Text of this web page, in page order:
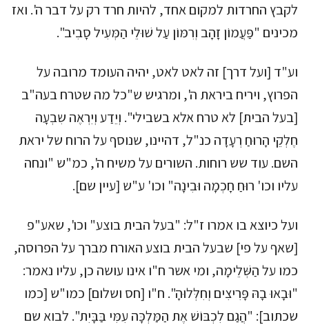
לקבץ החרדות למקום אחד, להיות חרד רק על דבר ה'. ואז
מכינים "פַּעֲמוֹן זָהָב וְרִמּוֹן עַל שׁוּלֵי הַמְּעִיל סָבִיב".
וע"ד [ועל דרך] זה לאט לאט, יהיה העומד מרובה על
הפרוץ, ויריח ביראת ה', ומרגיש ש"כל מה שטרח בעה"ב
[בעל הבית] לא טרח אלא בשבילי". וְיֵדַע וְיִרְאֶה שִבְעָה
חֶלְקֵי הָרוּחַ רְעָדָה כנ"ל, דהיינו, שנוסף על הרוח של יראת
השם. עוד שש רוחות. השורים על משיח ה', כמ"ש "ונחה
עליו וכו' רוּחַ חָכְמָה וּבִינָה" וכו' ע"ש [עיין שם].
ועל כיוצא בו אמרו ז"ל: "בעל הבית בוצע" וכו', שאע"פ
[שאף על פי] שבעל הבית בוצע האורח מברך על הפרוסה,
כמו על הַשְּׁלֵימָה, ומי אשר ח"ו אינו עושה כן, עליו נאמר:
"וּבָאוּ בָהּ פָּרִיצִים וְחִלְּלוּהָ". ח"ו [חס ושלום] כמו"ש [כמו
שכתוב]: "הֲגַם לִכְבּוֹשׁ אֶת הַמַּלְכָּה עִמִּי בַּבָּיִת". לבוא שם